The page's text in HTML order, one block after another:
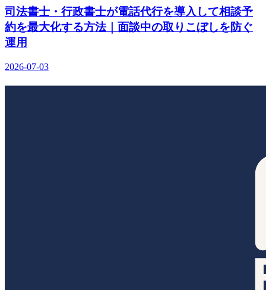
司法書士・行政書士が電話代行を導入して相談予
約を最大化する方法｜面談中の取りこぼしを防ぐ
運用
2026-07-03